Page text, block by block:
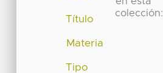
Título
Materia
Tipo
colección: